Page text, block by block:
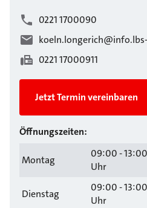
0221 1700090
0221 17000911
Jetzt Termin vereinbaren
Öffnungszeiten:
Montag
09:00 -
Uhr
Dienstag
09:00 -
Uhr